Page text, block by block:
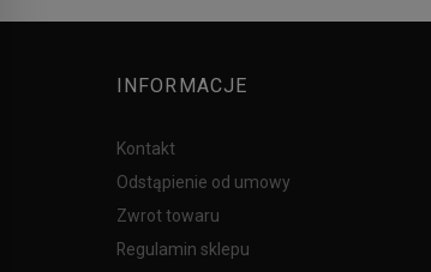
INFORMACJE
Kontakt
Odstąpienie od umowy
Zwrot towaru
Regulamin sklepu